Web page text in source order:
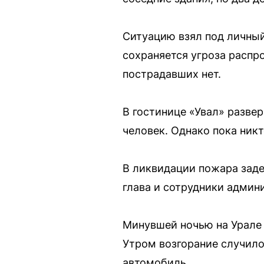
Ситуацию взял под
сохраняется угроза
пострадавших нет.
В гостинице «Увал»
человек. Однако пока
В ликвидации пожара
глава и сотрудники
Минувшей ночью на
Утром возгорание